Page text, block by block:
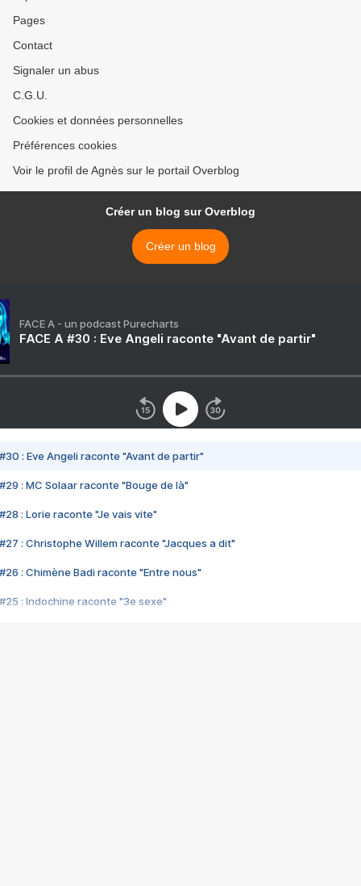
Pages
Contact
Signaler un abus
C.G.U.
Cookies et données personnelles
Préférences cookies
Voir le profil de Agnès sur le portail Overblog
Créer un blog sur Overblog
Créer un blog
FACE A - un podcast Purecharts
FACE A #30 : Eve Angeli raconte "Avant de partir"
#30 : Eve Angeli raconte "Avant de partir"
#29 : MC Solaar raconte "Bouge de là"
#28 : Lorie raconte "Je vais vite"
#27 : Christophe Willem raconte "Jacques a dit"
#26 : Chimène Badi raconte "Entre nous"
#25 : Indochine raconte "3e sexe"